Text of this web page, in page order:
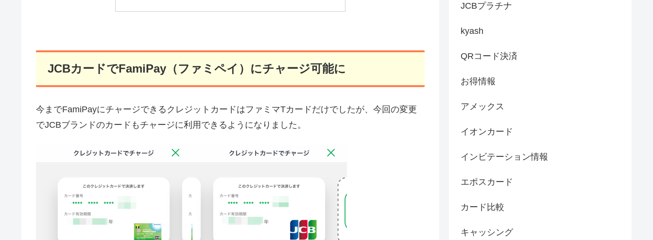
JCBカードでFamiPay（ファミペイ）にチャージ可能に
今までFamiPayにチャージできるクレジットカードはファミマTカードだけでしたが、今回の変更
でJCBブランドのカードもチャージに利用できるようになりました。
JCBプラチナ
kyash
QRコード決済
お得情報
アメックス
イオンカード
インビテーション情報
エポスカード
カード比較
キャッシング